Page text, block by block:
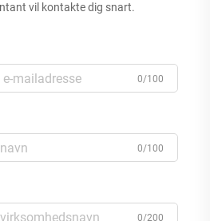
vil kontakte dig snart.
0/100
0/100
0/200